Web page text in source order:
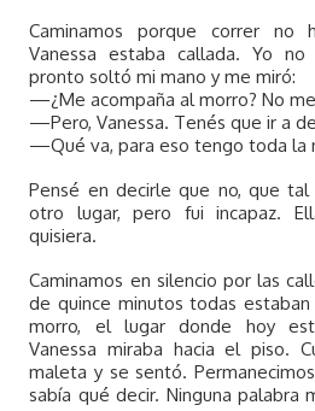
Caminamos porque correr no
Vanessa estaba callada. Yo
pronto soltó mi mano y me miró:
—¿Me acompaña al morro? No
—Pero, Vanessa. Tenés que ir a
—Qué va, para eso tengo toda la
Pensé en decirle que no, que
otro lugar, pero fui incapaz.
quisiera.
Caminamos en silencio por las
de quince minutos todas
morro, el lugar donde hoy
Vanessa miraba hacia el piso.
maleta y se sentó.
sabía qué decir. Ninguna palabra